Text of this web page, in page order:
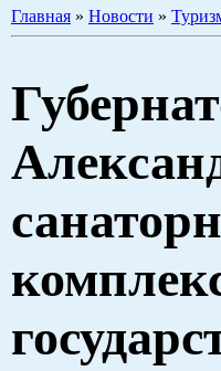
Главная » Новости »